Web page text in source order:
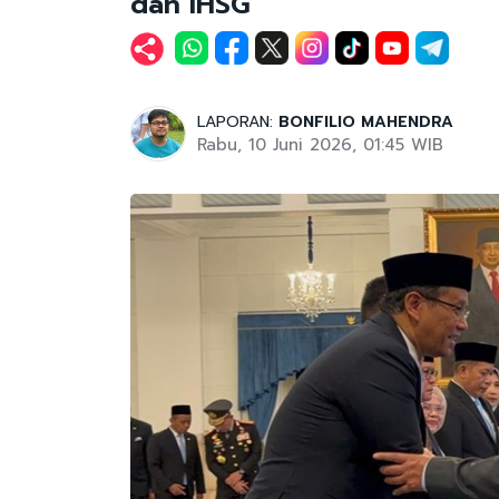
LAPORAN: BONFILIO MAHENDRA
Rabu, 10 Juni 2026, 01:45 WIB